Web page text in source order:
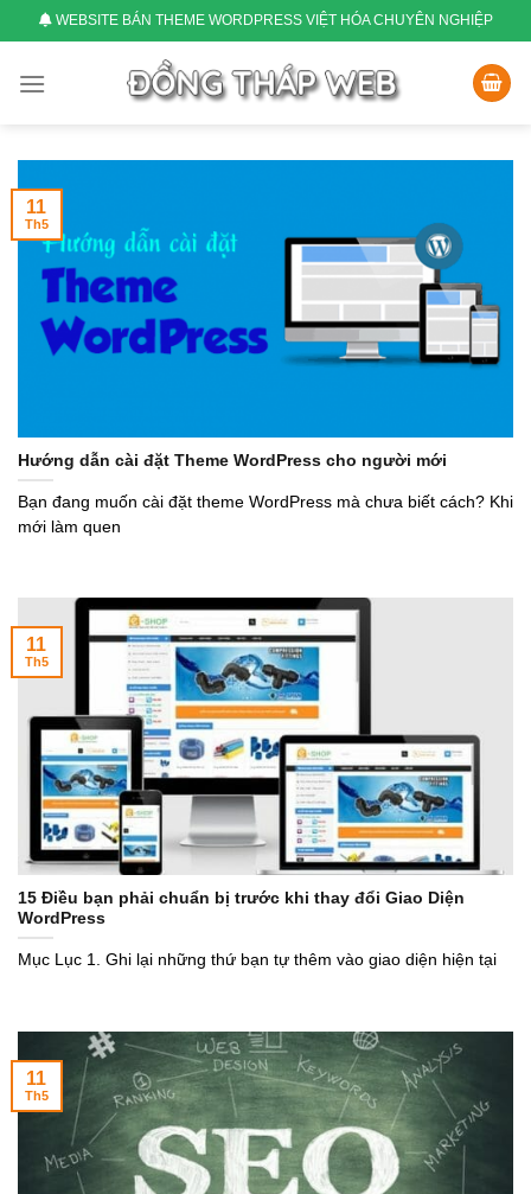
to
content
WEBSITE BÁN THEME WORDPRESS VIỆT HÓA CHUYÊN NGHIỆP
Hướng dẫn cài đặt Theme WordPress cho người mới
Bạn đang muốn cài đặt theme WordPress mà chưa biết cách? Khi
mới làm quen
11
Th5
15 Điều bạn phải chuẩn bị trước khi thay đổi Giao Diện
WordPress
Mục Lục 1. Ghi lại những thứ bạn tự thêm vào giao diện hiện tại
11
Th5
11
Th5